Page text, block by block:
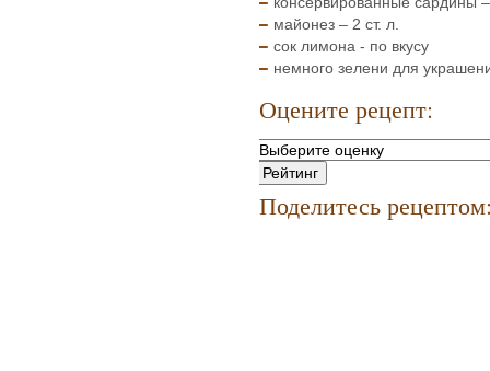
майонез – 2 ст. л.
сок лимона - по вкусу
немного зелени для
Оцените рецепт:
Поделитесь